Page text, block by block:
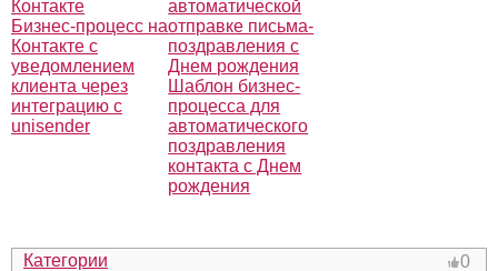
Контакте
Бизнес-процесс на
Контакте с
уведомлением
клиента через
интеграцию с
unisender
автоматической
отправке письма-
поздравления с
Днем рождения
Шаблон бизнес-
процесса для
автоматического
поздравления
контакта с Днем
рождения
Категории 0